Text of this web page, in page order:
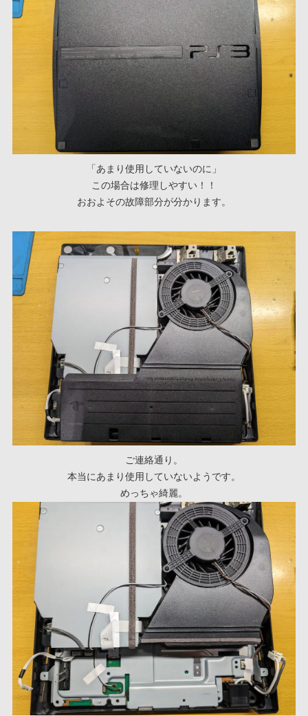
「あまり使用していないのに」
この場合は修理しやすい！！
おおよその故障部分が分かります。
ご連絡通り。
本当にあまり使用していないようです。
めっちゃ綺麗。